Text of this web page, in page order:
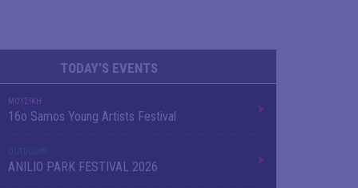
TODAY'S EVENTS
ΜΟΥΣΙΚΗ
16o Samos Young Artists Festival
OUTDΟORS
ANILIO PARK FESTIVAL 2026